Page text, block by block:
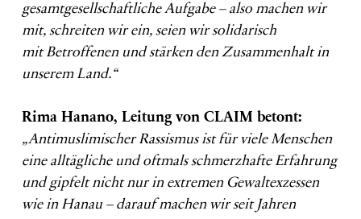
gesamtgesellschaftliche Aufgabe – also machen wir
mit, schreiten wir ein, seien wir solidarisch
mit Betroffenen und stärken den Zusammenhalt in
unserem Land.“
Rima Hanano, Leitung von CLAIM betont:
„Antimuslimischer Rassismus ist für viele Menschen
eine alltägliche und oftmals schmerzhafte Erfahrung
und gipfelt nicht nur in extremen Gewaltexzessen
wie in Hanau – darauf machen wir seit Jahren